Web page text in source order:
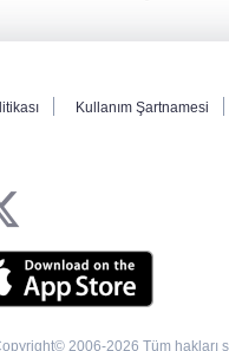
Kullanım Şartnamesi
2006-2026 Tüm hakları